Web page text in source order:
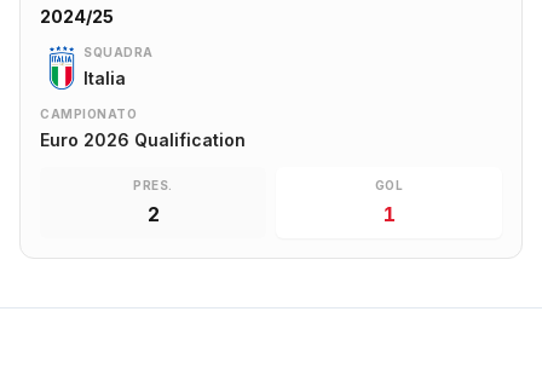
2024/25
SQUADRA
Italia
CAMPIONATO
Euro 2026 Qualification
PRES.
2
GOL
1